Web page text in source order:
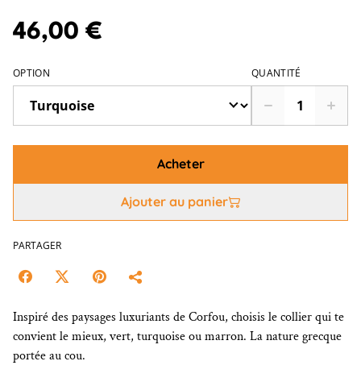
46,00 €
OPTION QUANTITÉ
Acheter
Ajouter au panier
PARTAGER
Inspiré des paysages luxuriants de Corfou, choisis le collier qui te
convient le mieux, vert, turquoise ou marron. La nature grecque
portée au cou.